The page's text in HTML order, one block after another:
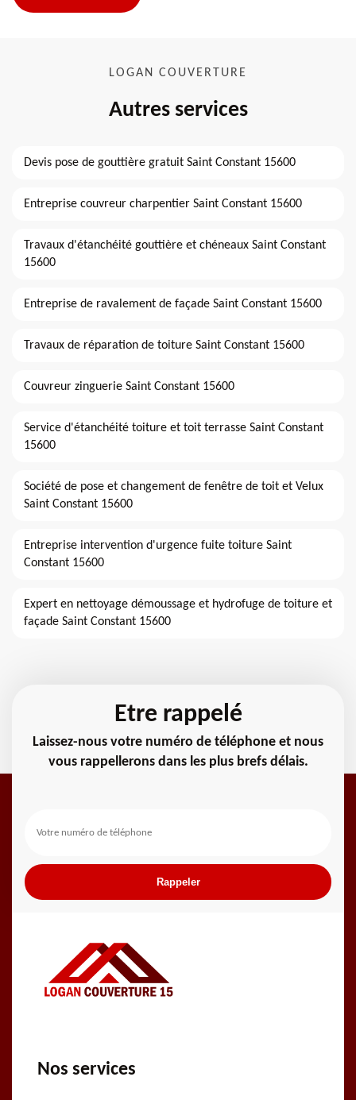
LOGAN COUVERTURE
Autres services
Devis pose de gouttière gratuit Saint Constant 15600
Entreprise couvreur charpentier Saint Constant 15600
Travaux d'étanchéité gouttière et chéneaux Saint Constant
15600
Entreprise de ravalement de façade Saint Constant 15600
Travaux de réparation de toiture Saint Constant 15600
Couvreur zinguerie Saint Constant 15600
Service d'étanchéité toiture et toit terrasse Saint Constant
15600
Société de pose et changement de fenêtre de toit et Velux
Saint Constant 15600
Entreprise intervention d'urgence fuite toiture Saint
Constant 15600
Expert en nettoyage démoussage et hydrofuge de toiture et
façade Saint Constant 15600
Etre rappelé
Laissez-nous votre numéro de téléphone et nous
vous rappellerons dans les plus brefs délais.
Nos services